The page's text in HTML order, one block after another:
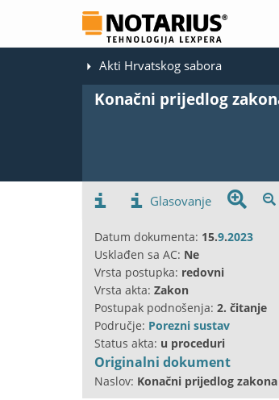
Akti Hrvatskog sabora
Konačni prijedlog
Glasovanje
Datum dokumenta: 15.9.2023
Usklađen sa AC: Ne
Vrsta postupka: redovni
Vrsta akta: Zakon
Postupak podnošenja: 2. čitanje
Područje: Porezni sustav
Status akta: u proceduri
Originalni dokument
Naslov: Konačni prijedlog